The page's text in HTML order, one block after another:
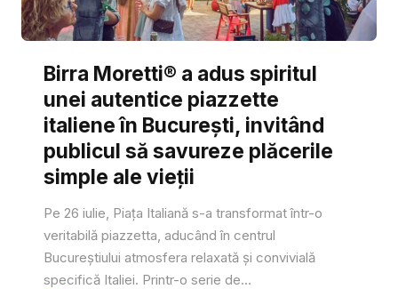
Birra Moretti® a adus spiritul
unei autentice piazzette
italiene în București, invitând
publicul să savureze plăcerile
simple ale vieții
Pe 26 iulie, Piața Italiană s-a transformat într-o
veritabilă piazzetta, aducând în centrul
Bucureștiului atmosfera relaxată și convivială
specifică Italiei. Printr-o serie de...